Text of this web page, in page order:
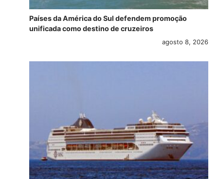
Países da América do Sul defendem promoção
unificada como destino de cruzeiros
agosto 8, 2026